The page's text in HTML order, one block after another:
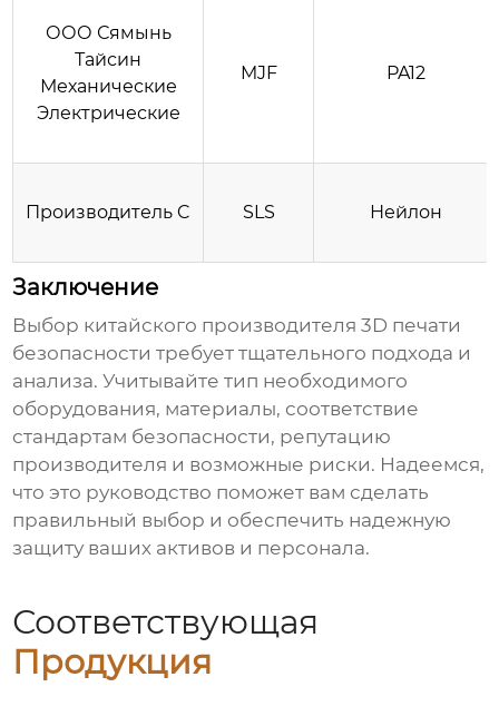
ООО Сямынь
Тайсин
Механические
Электрические
MJF PA12
Производитель C SLS Нейлон
Заключение
Выбор китайского производителя 3D печати
безопасности требует тщательного подхода и
анализа. Учитывайте тип необходимого
оборудования, материалы, соответствие
стандартам безопасности, репутацию
производителя и возможные риски. Надеемся,
что это руководство поможет вам сделать
правильный выбор и обеспечить надежную
защиту ваших активов и персонала.
Соответствующая
Продукция